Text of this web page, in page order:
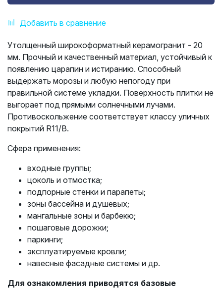
Добавить в сравнение
Утолщенный широкоформатный керамогранит - 20
мм. Прочный и качественный материал, устойчивый к
появлению царапин и истиранию. Способный
выдержать морозы и любую непогоду при
правильной системе укладки. Поверхность плитки не
выгорает под прямыми солнечными лучами.
Противоскольжение соответствует классу уличных
покрытий R11/B.
Сфера применения:
входные группы;
цоколь и отмостка;
подпорные стенки и парапеты;
зоны бассейна и душевых;
мангальные зоны и барбекю;
пошаговые дорожки;
паркинги;
эксплуатируемые кровли;
навесные фасадные системы и др.
Для ознакомления приводятся базовые